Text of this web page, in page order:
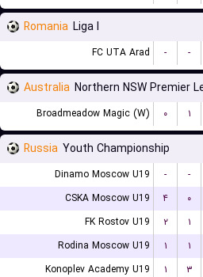
Romania Liga I
FC UTA Arad - -
Australia Northern NSW Premier
Broadmeadow Magic (W) ۰ ۱
Russia Youth Championship
Dinamo Moscow U19 - -
CSKA Moscow U19
۴ ۰
FK Rostov U19
۲ ۱
Rodina Moscow U19
۱ ۱
Konoplev Academy U19
۱ ۳